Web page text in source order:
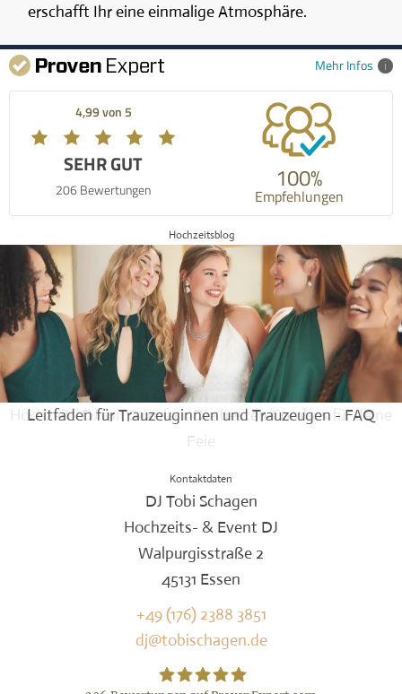
erschafft Ihr eine einmalige Atmosphäre.
Mehr Infos
4,99 von 5
SEHR GUT
206 Bewertungen 100%
Empfehlungen
Hochzeitsblog
Hochzeits DJ mit Saxofon: Die besten Combos für deine
Feie
Leitfaden für Trauzeuginnen und Trauzeugen - FAQ
Kontaktdaten
DJ Tobi Schagen
Hochzeits- & Event DJ
Walpurgisstraße 2
45131 Essen
+49 (176) 2388 3851
dj@tobischagen.de